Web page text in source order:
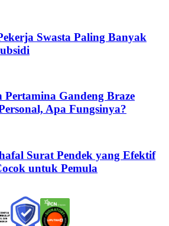
Swasta Paling Banyak
Pertamina Gandeng Braze
Apa Fungsinya?
Surat Pendek yang Efektif
untuk Pemula